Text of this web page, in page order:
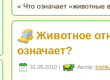
« Что означает «животные
Животное
означает?
31.05.2010 | Автор: